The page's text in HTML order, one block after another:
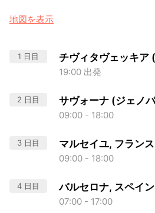
地図を表示
1 日目 チヴィタヴェッキア
19:00 出発
2 日目 サヴォーナ (ジェノ
09:00 - 18:00
3 日目 マルセイユ, フランス
09:00 - 18:00
4 日目 バルセロナ, スペイン
07:00 - 17:00